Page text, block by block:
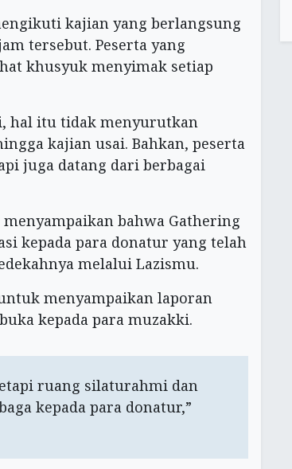
kajian yang berlangsung
tersebut. Peserta yang
khusyuk menyimak setiap
hal itu tidak menyurutkan
kajian usai. Bahkan, peserta
juga datang dari berbagai
bahwa Gathering
kepada para donatur yang telah
melalui Lazismu.
menyampaikan laporan
kepada para muzakki.
ruang silaturahmi dan
kepada para donatur,”